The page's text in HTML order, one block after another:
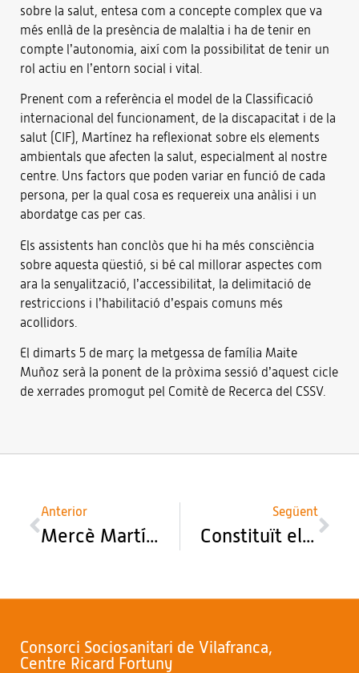
sobre la salut, entesa com a concepte complex que va
més enllà de la presència de malaltia i ha de tenir en
compte l’autonomia, així com la possibilitat de tenir un
rol actiu en l’entorn social i vital.
Prenent com a referència el model de la Classificació
internacional del funcionament, de la discapacitat i de la
salut (CIF), Martínez ha reflexionat sobre els elements
ambientals que afecten la salut, especialment al nostre
centre. Uns factors que poden variar en funció de cada
persona, per la qual cosa es requereix una anàlisi i un
abordatge cas per cas.
Els assistents han conclòs que hi ha més consciència
sobre aquesta qüestió, si bé cal millorar aspectes com
ara la senyalització, l’accessibilitat, la delimitació de
restriccions i l’habilitació d’espais comuns més
acollidors.
El dimarts 5 de març la metgessa de família Maite
Muñoz serà la ponent de la pròxima sessió d’aquest cicle
de xerrades promogut pel Comitè de Recerca del CSSV.
Anterior
Mercè Martínez i Ana Calvo parlen de la disfàgia al setmanari El Cargol
Següent
Constituït el Comitè d’atenció integrada social i sanitària de la Regió Penedès
Consorci Sociosanitari de Vilafranca,
Centre Ricard Fortuny